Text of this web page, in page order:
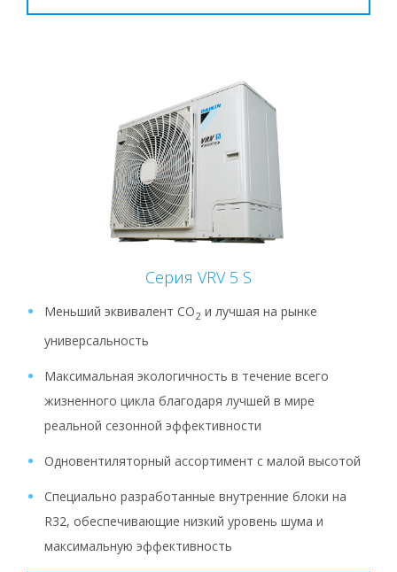
Серия VRV 5 S
Меньший эквивалент СО2 и лучшая на рынке
универсальность
Максимальная экологичность в течение всего
жизненного цикла благодаря лучшей в мире
реальной сезонной эффективности
Одновентиляторный ассортимент с малой высотой
Специально разработанные внутренние блоки на
R32, обеспечивающие низкий уровень шума и
максимальную эффективность